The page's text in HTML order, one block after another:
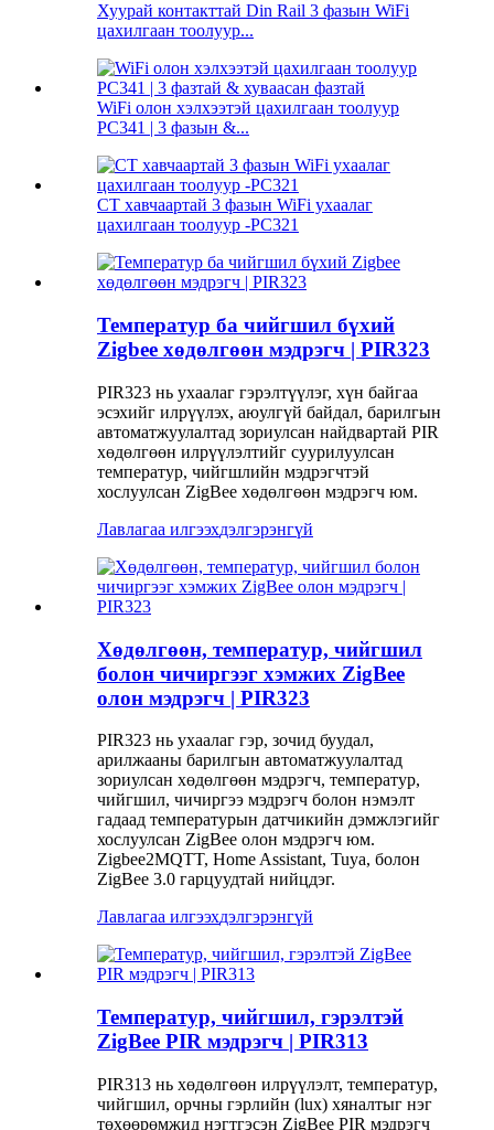
Хуурай контакттай Din Rail 3 фазын WiFi
цахилгаан тоолуур...
WiFi олон хэлхээтэй цахилгаан тоолуур
PC341 | 3 фазын &...
CT хавчаартай 3 фазын WiFi ухаалаг
цахилгаан тоолуур -PC321
Температур ба чийгшил бүхий
Zigbee хөдөлгөөн мэдрэгч | PIR323
PIR323 нь ухаалаг гэрэлтүүлэг, хүн байгаа
эсэхийг илрүүлэх, аюулгүй байдал, барилгын
автоматжуулалтад зориулсан найдвартай PIR
хөдөлгөөн илрүүлэлтийг суурилуулсан
температур, чийгшлийн мэдрэгчтэй
хослуулсан ZigBee хөдөлгөөн мэдрэгч юм.
Лавлагаа илгээхдэлгэрэнгүй
Хөдөлгөөн, температур, чийгшил
болон чичиргээг хэмжих ZigBee
олон мэдрэгч | PIR323
PIR323 нь ухаалаг гэр, зочид буудал,
арилжааны барилгын автоматжуулалтад
зориулсан хөдөлгөөн мэдрэгч, температур,
чийгшил, чичиргээ мэдрэгч болон нэмэлт
гадаад температурын датчикийн дэмжлэгийг
хослуулсан ZigBee олон мэдрэгч юм.
Zigbee2MQTT, Home Assistant, Tuya, болон
ZigBee 3.0 гарцуудтай нийцдэг.
Лавлагаа илгээхдэлгэрэнгүй
Температур, чийгшил, гэрэлтэй
ZigBee PIR мэдрэгч | PIR313
PIR313 нь хөдөлгөөн илрүүлэлт, температур,
чийгшил, орчны гэрлийн (lux) хяналтыг нэг
төхөөрөмжид нэгтгэсэн ZigBee PIR мэдрэгч